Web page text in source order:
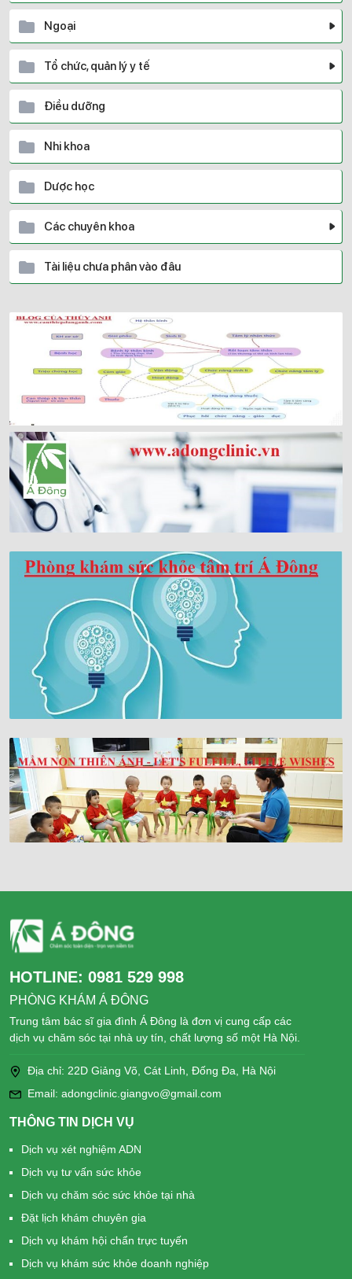
Ngoại
Tổ chức, quản lý y tế
Điều dưỡng
Nhi khoa
Dược học
Các chuyên khoa
Tài liệu chưa phân vào đâu
HOTLINE: 0981 529 998
PHÒNG KHÁM Á ĐÔNG
Trung tâm bác sĩ gia đình Á Đông là đơn vị cung cấp các
dịch vụ chăm sóc tại nhà uy tín, chất lượng số một Hà Nội.
Địa chỉ: 22D Giảng Võ, Cát Linh, Đống Đa, Hà Nội
Email: adongclinic.giangvo@gmail.com
THÔNG TIN DỊCH VỤ
Dịch vụ xét nghiệm ADN
Dịch vụ tư vấn sức khỏe
Dịch vụ chăm sóc sức khỏe tại nhà
Đặt lịch khám chuyên gia
Dịch vụ khám hội chẩn trực tuyến
Dịch vụ khám sức khỏe doanh nghiệp